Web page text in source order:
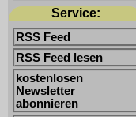
Service:
RSS Feed
RSS Feed lesen
kostenlosen
Newsletter
abonnieren